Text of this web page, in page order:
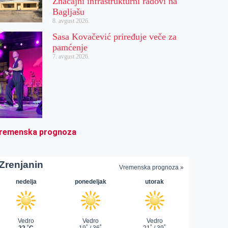
Bagljašu
8. avgust 2026.
Sasa Kovačević priređuje veče za
pamćenje
7. avgust 2026.
prognoza